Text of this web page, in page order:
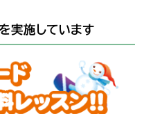
実施しています